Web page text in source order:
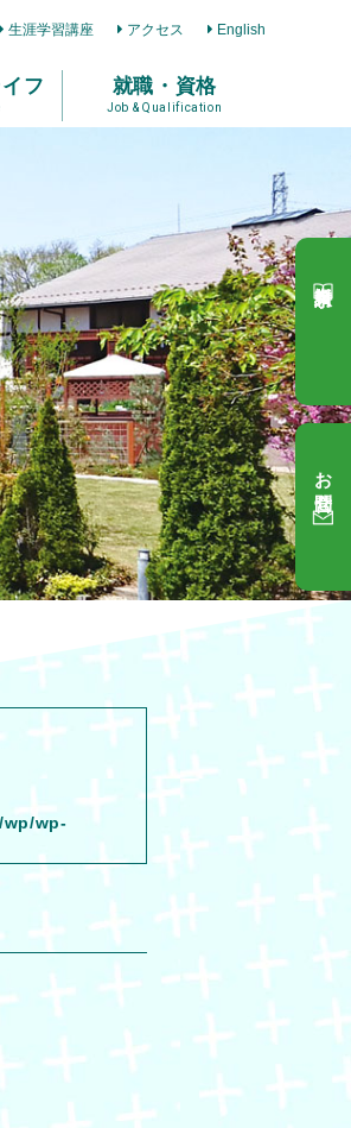
生涯学習講座 アクセス English
フ 就職・資格
Job & Qualification
wp-
お問合せ